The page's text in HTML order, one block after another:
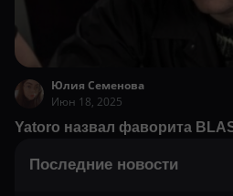
Юлия Семенова
Июн 18, 2025
Yatoro назвал фаворита
Последние новости